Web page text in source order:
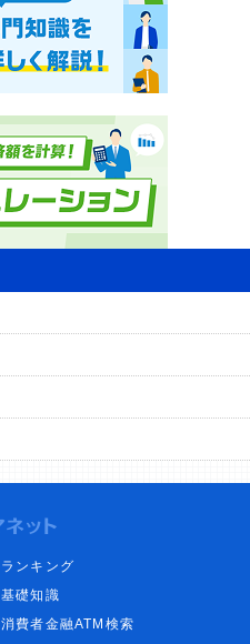
ランキング
基礎知識
消費者金融ATM検索